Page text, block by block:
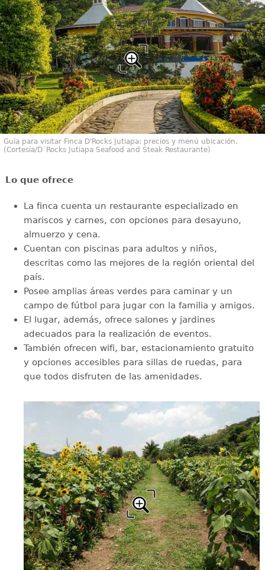
Guía para visitar Finca D'Rocks Jutiapa: precios y menú ubicación.
(Cortesía/D´Rocks Jutiapa Seafood and Steak Restaurante)
Lo que ofrece
La finca cuenta un restaurante especializado en
mariscos y carnes, con opciones para desayuno,
almuerzo y cena.
Cuentan con piscinas para adultos y niños,
descritas como las mejores de la región oriental del
país.
Posee amplias áreas verdes para caminar y un
campo de fútbol para jugar con la familia y amigos.
El lugar, además, ofrece salones y jardines
adecuados para la realización de eventos.
También ofrecen wifi, bar, estacionamiento gratuito
y opciones accesibles para sillas de ruedas, para
que todos disfruten de las amenidades.